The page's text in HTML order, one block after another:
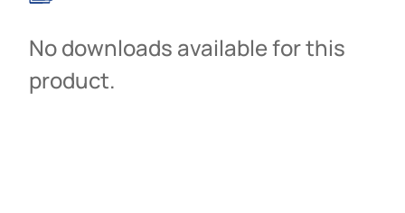
No downloads available for this
product.